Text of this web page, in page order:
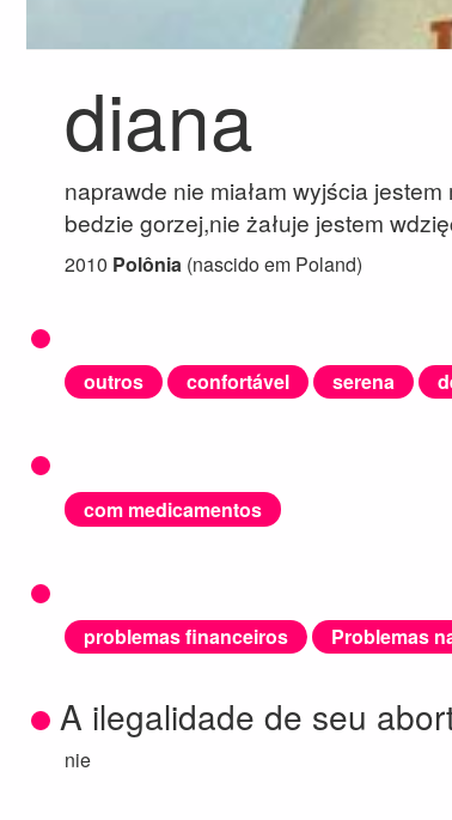
diana
naprawde nie miałam wyjścia
bedzie gorzej,nie żałuje jestem
2010 Polônia (nascido em Poland)
outros confortável serena
com medicamentos
problemas financeiros Problemas
A ilegalidade de seu
nie